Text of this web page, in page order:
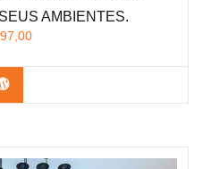
AMBIENTES.
Confira os modelos